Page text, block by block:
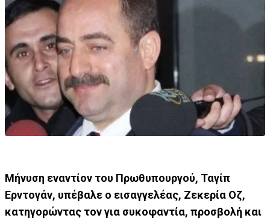
Μήνυση εναντίον του Πρωθυπουργού, Ταγίπ
Ερντογάν, υπέβαλε ο εισαγγελέας, Ζεκερία Οζ,
κατηγορώντας τον για συκοφαντία, προσβολή και